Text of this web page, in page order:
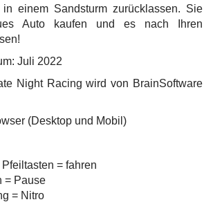
einem Sandsturm zurücklassen. Sie
Auto kaufen und es nach Ihren
Juli 2022
Night Racing wird von BrainSoftware
(Desktop und Mobil)
= fahren
= Pause
= Nitro